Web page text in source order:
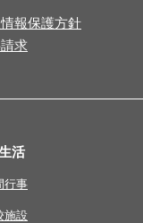
報保護方針
求
活
行事
施設